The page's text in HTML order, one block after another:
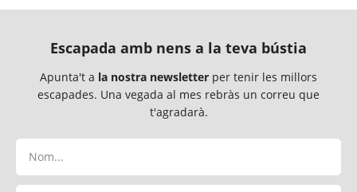
Escapada amb nens a la teva bústia
Apunta't a la nostra newsletter per tenir les millors
escapades. Una vegada al mes rebràs un correu que
t'agradarà.